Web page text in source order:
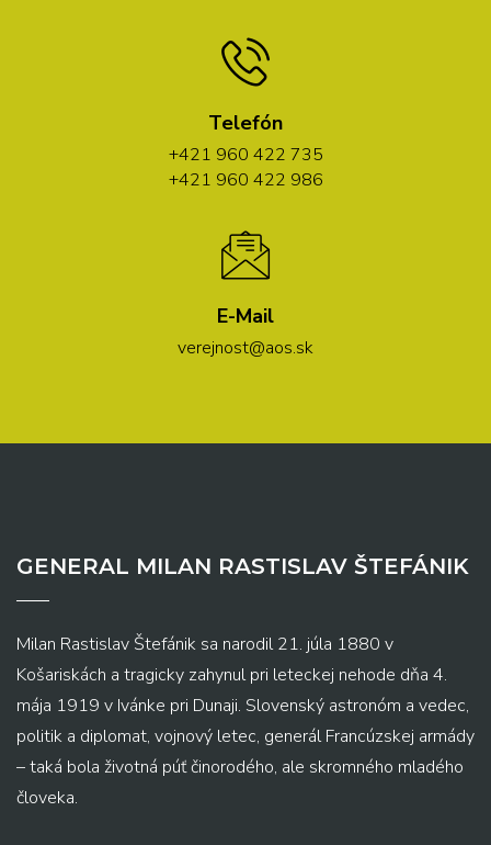
Telefón
+421 960 422 735
+421 960 422 986
E-Mail
verejnost@aos.sk
GENERAL MILAN RASTISLAV ŠTEFÁNIK
Milan Rastislav Štefánik sa narodil 21. júla 1880 v
Košariskách a tragicky zahynul pri leteckej nehode dňa 4.
mája 1919 v Ivánke pri Dunaji. Slovenský astronóm a vedec,
politik a diplomat, vojnový letec, generál Francúzskej armády
– taká bola životná púť činorodého, ale skromného mladého
človeka.